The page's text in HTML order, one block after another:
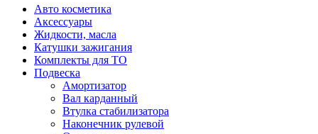
Авто косметика
Аксессуары
Жидкости, масла
Катушки зажигания
Комплекты для ТО
Подвеска
Амортизатор
Вал карданный
Втулка стабилизатора
Наконечник рулевой